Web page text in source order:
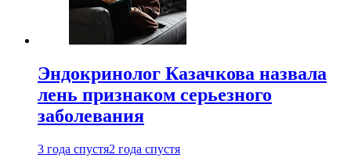
Эндокринолог Казачкова назвала
лень признаком серьезного
заболевания
3 года спустя2 года спустя